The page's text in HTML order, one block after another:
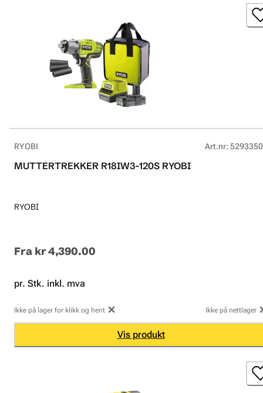
RYOBI Art.nr:
MUTTERTREKKER R18IW3-120S RYOBI
RYOBI
Fra kr 4,390.00
pr. Stk. inkl. mva
Ikke på lager for klikk og hent Ikke på nettlager
Vis produkt